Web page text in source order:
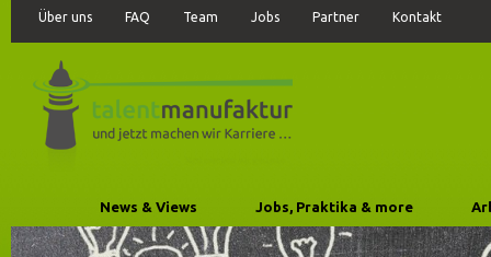
Über uns FAQ Team Jobs Partner Kontakt
News & Views Jobs, Praktika & more